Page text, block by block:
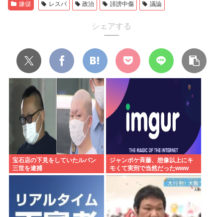
嫌儲 レスバ 政治 誹謗中傷 議論
シェアする
宝石店の下見をしていたルパン
三世を逮捕
ジャンポケ斉藤、想像以上にキ
モくて実刑で当然だったwww